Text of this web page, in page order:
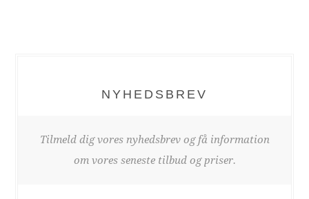
NYHEDSBREV
Tilmeld dig vores nyhedsbrev og få information
om vores seneste tilbud og priser.